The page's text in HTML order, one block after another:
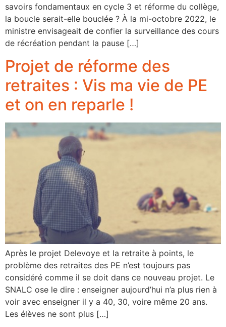
savoirs fondamentaux en cycle 3 et réforme du collège,
la boucle serait-elle bouclée ? À la mi-octobre 2022, le
ministre envisageait de confier la surveillance des cours
de récréation pendant la pause […]
Projet de réforme des
retraites : Vis ma vie de PE
et on en reparle !
Après le projet Delevoye et la retraite à points, le
problème des retraites des PE n’est toujours pas
considéré comme il se doit dans ce nouveau projet. Le
SNALC ose le dire : enseigner aujourd’hui n’a plus rien à
voir avec enseigner il y a 40, 30, voire même 20 ans.
Les élèves ne sont plus […]